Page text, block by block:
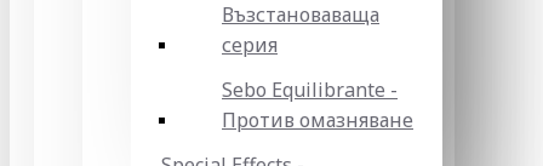
Възстановаваща
серия
Sebo Equilibrante -
Против омазняване